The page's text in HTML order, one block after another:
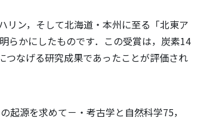
リン，そして北海道・本州に至る「北東ア
らかにしたものです．この受賞は，炭素14
つなげる研究成果であったことが評価され
源を求めて－・考古学と自然科学75，